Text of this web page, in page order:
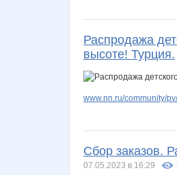
Распродажа
высоте! Турция.
www.nn.ru/community/
Сбор заказов.
07.05.2023 в 16:29